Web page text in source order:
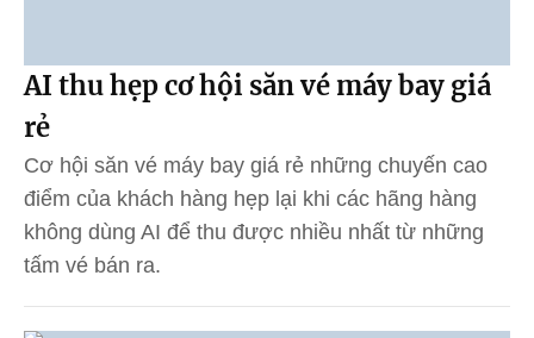
AI thu hẹp cơ hội săn vé máy bay giá
rẻ
Cơ hội săn vé máy bay giá rẻ những chuyến cao
điểm của khách hàng hẹp lại khi các hãng hàng
không dùng AI để thu được nhiều nhất từ những
tấm vé bán ra.